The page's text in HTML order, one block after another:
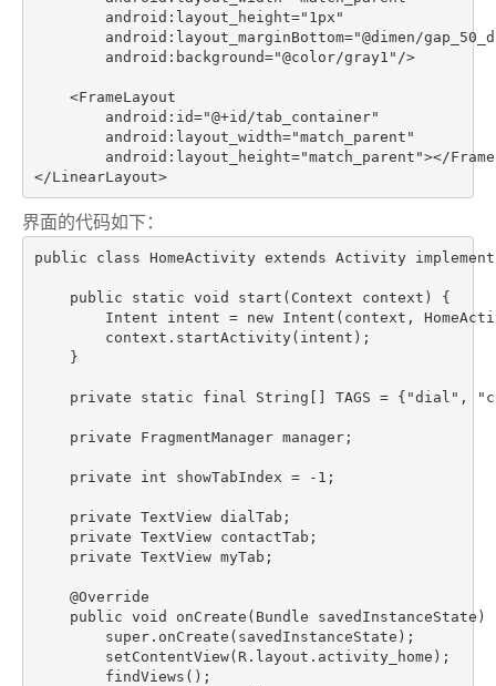
android:layout_height="1px"
android:layout_marginBottom="@dimen/
android:background="@color/gray1"/>
<FrameLayout
android:id="@+id/tab_container"
android:layout_width="match_parent"
android:layout_height="match_parent"></
</LinearLayout>
界面的代码如下：
public class HomeActivity extends Activity
public static void start(Context context) {
Intent intent = new Intent(context,
context.startActivity(intent);
}
private static final String[] TAGS = {"dial",
private FragmentManager manager;
private int showTabIndex = -1;
private TextView dialTab;
private TextView contactTab;
private TextView myTab;
@Override
public void onCreate(Bundle savedInstanceState)
super.onCreate(savedInstanceState);
setContentView(R.layout.activity_home);
findViews();